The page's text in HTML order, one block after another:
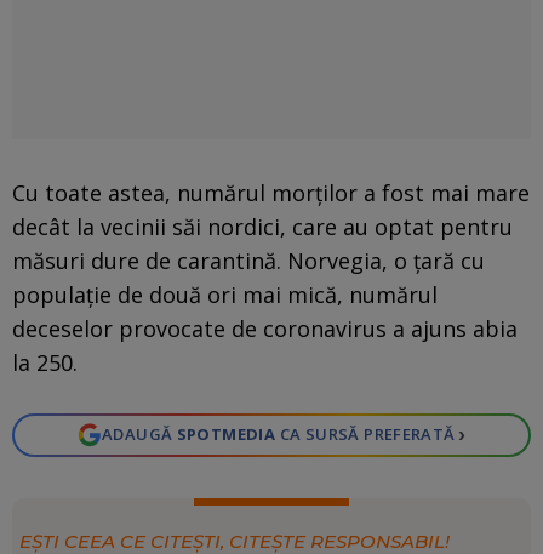
Cu toate astea, numărul morţilor a fost mai mare
decât la vecinii săi nordici, care au optat pentru
măsuri dure de carantină. Norvegia, o ţară cu
populaţie de două ori mai mică, numărul
deceselor provocate de coronavirus a ajuns abia
la 250.
ADAUGĂ SPOTMEDIA CA SURSĂ PREFERATĂ ›
EȘTI CEEA CE CITEȘTI, CITEȘTE RESPONSABIL!